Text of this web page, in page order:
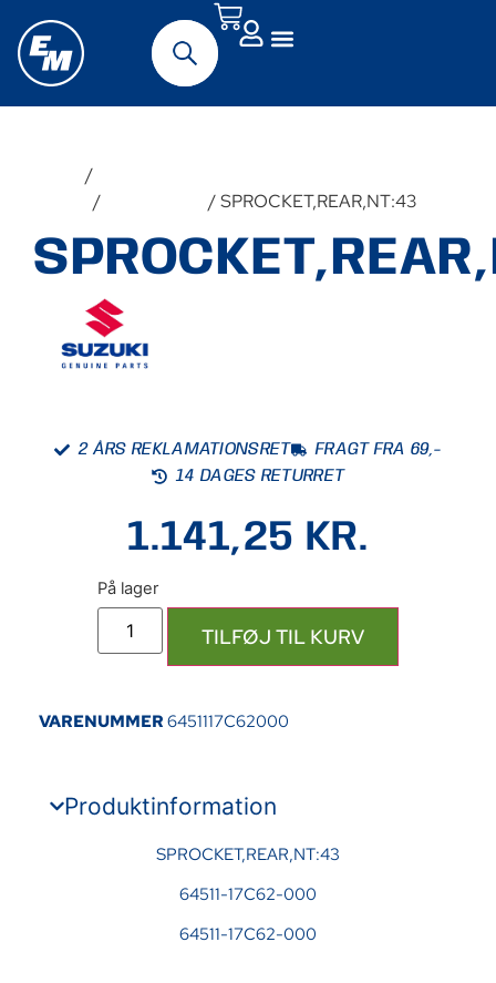
/
/ / SPROCKET,REAR,NT:43
2 ÅRS REKLAMATIONSRET
FRAGT FRA 69,-
14 DAGES RETURRET
1.141,25 KR.
TILFØJ TIL KURV
VARENUMMER 6451117C62000
Produktinformation
SPROCKET,REAR,NT:43
64511-17C62-000
64511-17C62-000